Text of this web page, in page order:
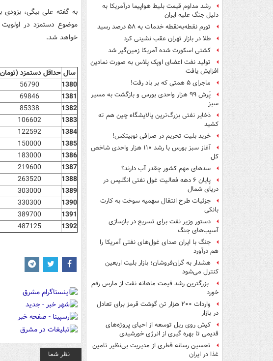
رشد مداوم قیمت بلیط هواپیما درآمریکا به
دلیل جنگ علیه ایران
تورم نقطه‌به‌نقطه خدمات به ۵۸ درصد رسید
طلا در بازار تهران عقب نشینی کرد
کشتی اسکورت شده آمریکا زمین‌گیر شد
تولید نفت اعضای اوپک پلاس به صورت نمادین
افزایش یافت
ماجرای ۵ همتی که بر باد رفت!
پَرش ۹۹ هزار واحدی بورس و بازگشت به مسیر
سبز
ذخایر نفتی بزرگ‌ترین پالایشگاه چین هم ته
کشید
خرید بلیت تحریم در صرافی نوبیتکس!
آغاز سبز بورس با رشد ۱۱۰ هزار واحدی شاخص
کل
سدهای مهم کشور چقدر آب دارند؟
پایان ۶ دهه فعالیت غول نفتی انگلیس در
دریای شمال
جزئیات طرح انتقال سهمیه سوخت به کارت
بانکی
دستور وزیر نفت برای تسریع در بازسازی
آسیب‌های جنگ
جنگ با ایران صدای غول‌های نفتی آمریکا را
هم درآورد
هشدار به گران‌فروشان؛ بازار بلیت اربعین
کنترل می‌شود
بزرگترین رشد قیمت ماهانه نفت از مارس رقم
خورد
واردات ۲۰۰ هزار تن گوشت قرمز برای تعادل
در بازار
کیش روی ریل توسعه از احیای پروژه‌های
قدیمی تا بهره گیری از انرژی خورشیدی
تحسین رسانه قطری از مدیریت بی‌نظیر تامین
غذا در ایران
به گفته علی بیگی،
موضوع دستمزد در اولویت
خواهد شد.
سال حداقل دستمزد
1380
56790
1381
69846
1382
85338
1383
106602
1384
122592
1385
150000
1386
183000
1387
219600
1388
263520
1389
303000
1390
330300
1391
389700
1392
487125
نظر شما